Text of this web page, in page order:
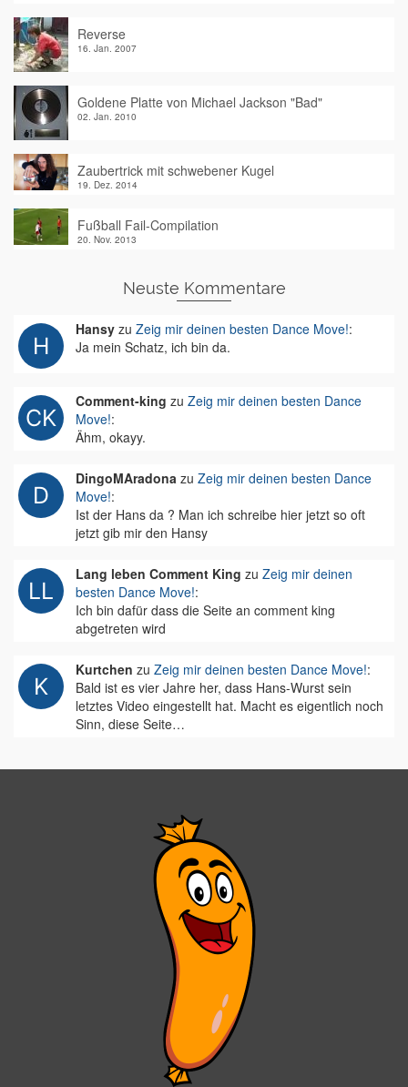
Reverse
16. Jan. 2007
Goldene Platte von Michael Jackson "Bad"
02. Jan. 2010
Zaubertrick mit schwebener Kugel
19. Dez. 2014
Fußball Fail-Compilation
20. Nov. 2013
Neuste Kommentare
Hansy zu Zeig mir deinen besten Dance Move!:
Ja mein Schatz, ich bin da.
Comment-king zu Zeig mir deinen besten Dance
Move!:
Ähm, okayy.
DingoMAradona zu Zeig mir deinen besten Dance
Move!:
Ist der Hans da ? Man ich schreibe hier jetzt so oft
jetzt gib mir den Hansy
Lang leben Comment King zu Zeig mir deinen
besten Dance Move!:
Ich bin dafür dass die Seite an comment king
abgetreten wird
Kurtchen zu Zeig mir deinen besten Dance Move!:
Bald ist es vier Jahre her, dass Hans-Wurst sein
letztes Video eingestellt hat. Macht es eigentlich noch
Sinn, diese Seite…